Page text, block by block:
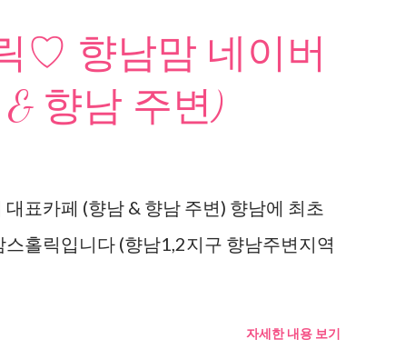
♡ 향남맘 네이버
향남 주변)
표카페 (향남 & 향남 주변) 향남에 최초
홀릭입니다 (향남1,2지구 향남주변지역
자세한 내용 보기